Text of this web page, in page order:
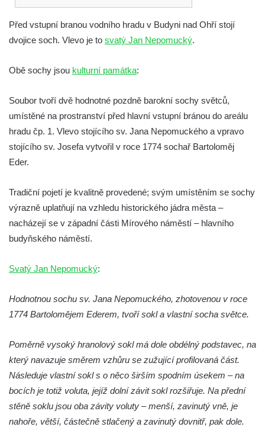
Socha Koroun bezzubý v ZOO Hluboká
Socha Medvěd jeskynní v ZOO Hluboká
Socha Mamut srstnatý v ZOO Hluboká
Socha Orel v ZOO Hluboká
Socha Vydry si hrají v ZOO Hluboká
Socha Lišky v ZOO Hluboká
Socha Kudlanka v ZOO Hluboká
Socha Vlčice s mládětem v ZOO Hluboká
Socha Orlice v ZOO Hluboká
Socha Včela v ZOO Hluboká
Socha Housenka v ZOO Hluboká
Socha Nosorožík v ZOO Hluboká
Socha Beruška v ZOO Hluboká
Před vstupní branou vodního hradu v Budyni nad Ohří stojí
dvojice soch. Vlevo je to svatý Jan Nepomucký.
Obě sochy jsou kulturní památka:
Soubor tvoří dvě hodnotné pozdně barokní sochy světců,
umístěné na prostranství před hlavní vstupní bránou do areálu
hradu čp. 1. Vlevo stojícího sv. Jana Nepomuckého a vpravo
stojícího sv. Josefa vytvořil v roce 1774 sochař Bartoloměj
Eder.
Tradiční pojetí je kvalitně provedené; svým umístěním se sochy
výrazně uplatňují na vzhledu historického jádra města –
nacházejí se v západní části Mírového náměstí – hlavního
budyňského náměstí.
Svatý Jan Nepomucký:
Hodnotnou sochu sv. Jana Nepomuckého, zhotovenou v roce
1774 Bartolomějem Ederem, tvoří sokl a vlastní socha světce.
Poměrně vysoký hranolový sokl má dole obdélný podstavec, na
který navazuje směrem vzhůru se zužující profilovaná část.
Následuje vlastní sokl s o něco širším spodním úsekem – na
bocích je totiž voluta, jejíž dolní závit sokl rozšiřuje. Na přední
stěně soklu jsou oba závity voluty – menší, zavinutý vně, je
nahoře, větší, částečně stlačený a zavinutý dovnitř, pak dole.